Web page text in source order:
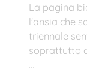
La pagina
l'ansia che
triennale
soprattutto
…